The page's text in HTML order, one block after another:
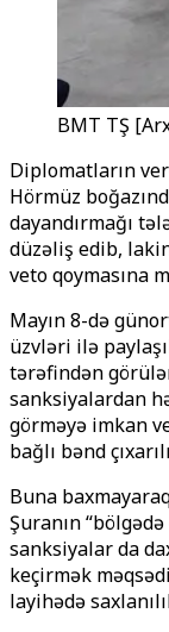
BMT TŞ
Diplomatların
Hörmüz
dayandırmağı
düzəliş edib,
veto qoymasına
Mayın 8-də
üzvləri ilə
tərəfindən
sanksiyalardan
görməyə imkan
bağlı bənd
Buna
Şuranın
sanksiyalar da
keçirmək
layihədə